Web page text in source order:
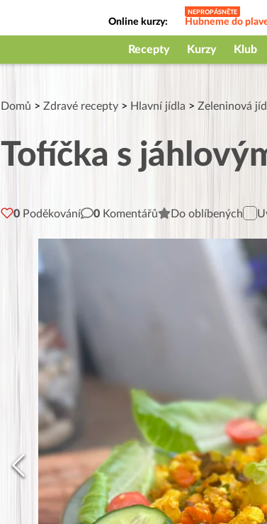
Online kurzy: Hubneme do
Jak na babičky
Recepty Kurzy Klub
Domů > Zdravé recepty > Hlavní jídla > Zeleninová
Tofíčka s
0 Poděkování 0 Komentářů Do oblíbených